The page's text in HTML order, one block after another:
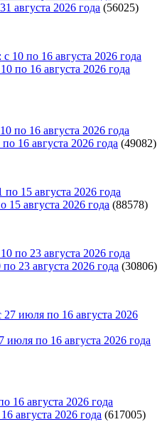
августа 2026 года (56025)
по 16 августа 2026 года
16 августа 2026 года (49082)
15 августа 2026 года (88578)
23 августа 2026 года (30806)
по 16 августа 2026 года
августа 2026 года (617005)